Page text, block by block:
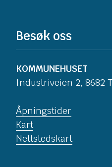
Besøk oss
KOMMUNEHUSET
Industriveien 2, 8682
Åpningstider
Kart
Nettstedskart